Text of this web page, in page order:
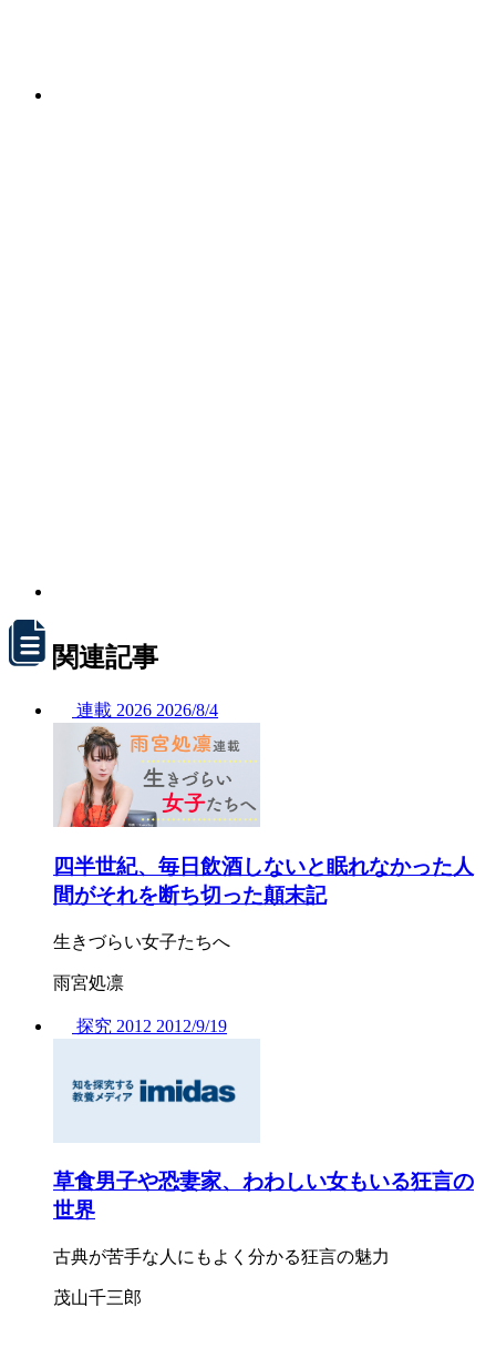
関連記事
連載 2026 2026/8/4
四半世紀、毎日飲酒しないと眠れなかった人
間がそれを断ち切った顛末記
生きづらい女子たちへ
雨宮処凛
探究 2012 2012/9/19
草食男子や恐妻家、わわしい女もいる狂言の
世界
古典が苦手な人にもよく分かる狂言の魅力
茂山千三郎